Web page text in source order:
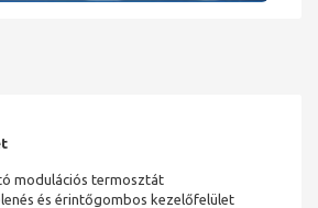
modulációs termosztát
és érintőgombos kezelőfelület